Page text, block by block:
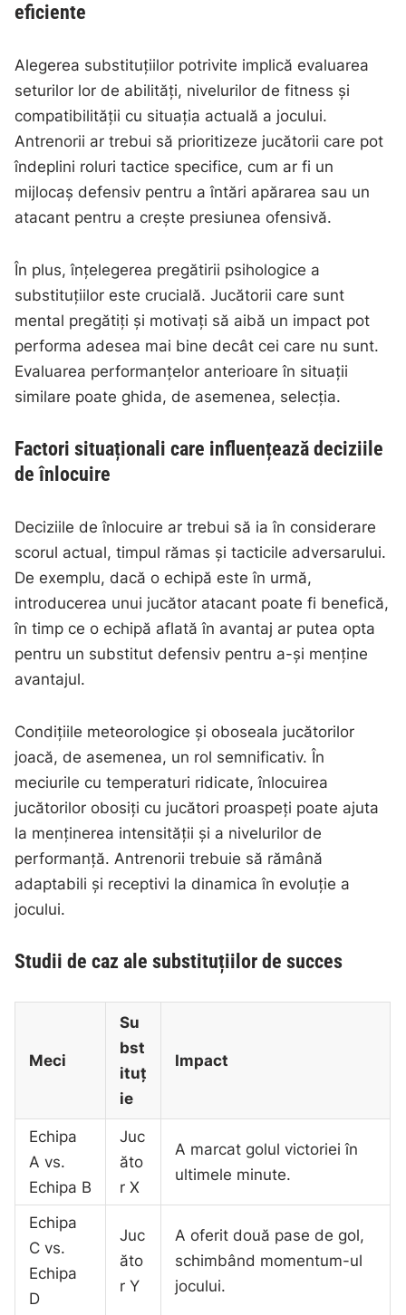
eficiente
Alegerea substituțiilor potrivite implică evaluarea
seturilor lor de abilități, nivelurilor de fitness și
compatibilității cu situația actuală a jocului.
Antrenorii ar trebui să prioritizeze jucătorii care pot
îndeplini roluri tactice specifice, cum ar fi un
mijlocaș defensiv pentru a întări apărarea sau un
atacant pentru a crește presiunea ofensivă.
În plus, înțelegerea pregătirii psihologice a
substituțiilor este crucială. Jucătorii care sunt
mental pregătiți și motivați să aibă un impact pot
performa adesea mai bine decât cei care nu sunt.
Evaluarea performanțelor anterioare în situații
similare poate ghida, de asemenea, selecția.
Factori situaționali care influențează deciziile
de înlocuire
Deciziile de înlocuire ar trebui să ia în considerare
scorul actual, timpul rămas și tacticile adversarului.
De exemplu, dacă o echipă este în urmă,
introducerea unui jucător atacant poate fi benefică,
în timp ce o echipă aflată în avantaj ar putea opta
pentru un substitut defensiv pentru a-și menține
avantajul.
Condițiile meteorologice și oboseala jucătorilor
joacă, de asemenea, un rol semnificativ. În
meciurile cu temperaturi ridicate, înlocuirea
jucătorilor obosiți cu jucători proaspeți poate ajuta
la menținerea intensității și a nivelurilor de
performanță. Antrenorii trebuie să rămână
adaptabili și receptivi la dinamica în evoluție a
jocului.
Studii de caz ale substituțiilor de succes
Meci
Su
bst
ituț
ie
Impact
Echipa
A vs.
Echipa B
Juc
ăto
r X
A marcat golul victoriei în
ultimele minute.
Echipa
C vs.
Echipa
D
Juc
ăto
r Y
A oferit două pase de gol,
schimbând momentum-ul
jocului.